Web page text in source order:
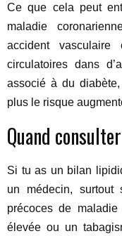
Ce que cela peut
maladie
accident
circulatoires dans
associé à du
plus le risque
Quand
Si tu as un bilan
un médecin,
précoces de
élevée ou un